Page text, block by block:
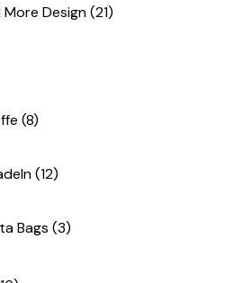
Design (21)
(8)
(12)
Bags (3)